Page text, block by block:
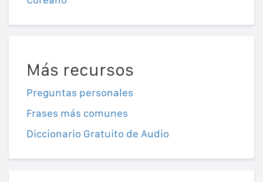
Más recursos
Preguntas personales
Frases más comunes
Diccionario Gratuito de Audio